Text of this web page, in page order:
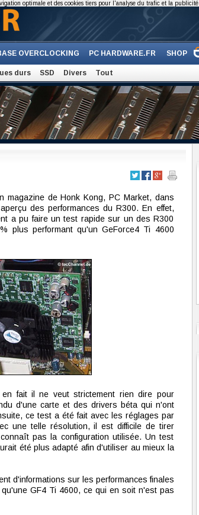
OVERCLOCKING PC HARDWARE.FR SHOP
durs SSD Divers Tout
magazine de Honk Kong, PC Market, dans
des performances du R300. En effet,
a pu faire un test rapide sur un des R300
plus performant qu'un GeForce4 Ti 4600
fait il ne veut strictement rien dire pour
d'une carte et des drivers béta qui n'ont
ce test a été fait avec les réglages par
une telle résolution, il est difficile de tirer
pas la configuration utilisée. Un test
été plus adapté afin d'utiliser au mieux la
d'informations sur les performances finales
GF4 Ti 4600, ce qui en soit n'est pas
optimale et des cookies tiers pour l'analyse du trafic et la publicité